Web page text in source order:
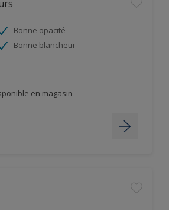
Bonne opacité
Bonne blancheur
en magasin